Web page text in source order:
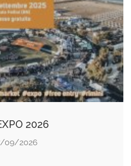
2026
09/2026